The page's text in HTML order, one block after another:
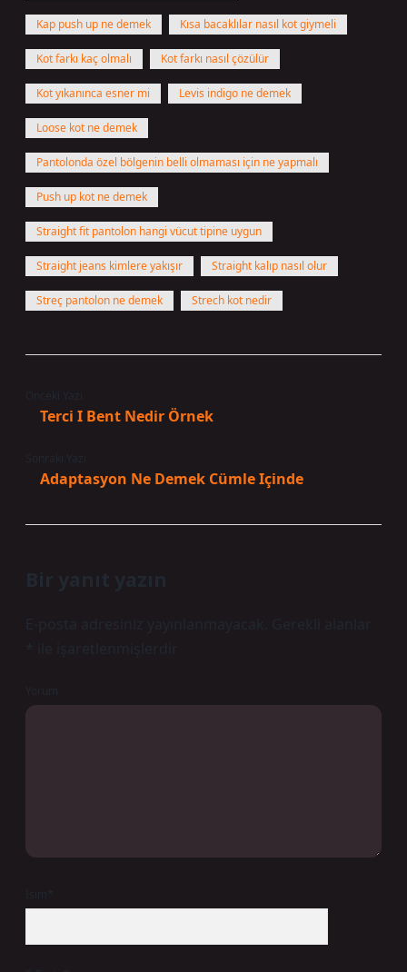
Kap push up ne demek Kısa bacaklılar nasıl kot giymeli
Kot farkı kaç olmalı Kot farkı nasıl çözülür
Kot yıkanınca esner mi Levis indigo ne demek
Loose kot ne demek
Pantolonda özel bölgenin belli olmaması için ne yapmalı
Push up kot ne demek
Straight fit pantolon hangi vücut tipine uygun
Straight jeans kimlere yakışır Straight kalıp nasıl olur
Streç pantolon ne demek Strech kot nedir
Terci I Bent Nedir Örnek
Adaptasyon Ne Demek Cümle Içinde
Bir yanıt yazın
E-posta adresiniz yayınlanmayacak.
Gerekli alanlar
ile işaretlenmişlerdir